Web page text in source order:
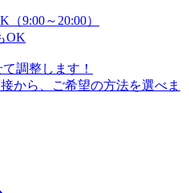
9:00～20:00）
OK
調整します！
から、ご希望の方法を選べま